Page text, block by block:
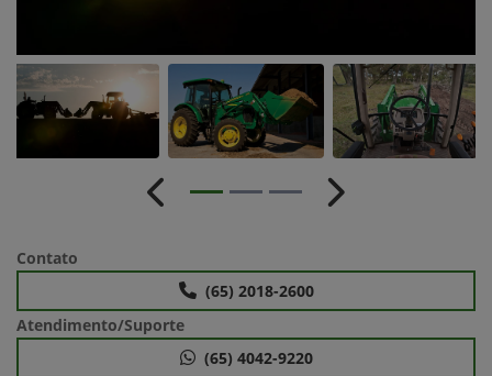
Anterior Próximo
Contato
(65) 2018-2600
Atendimento/Suporte
(65) 4042-9220